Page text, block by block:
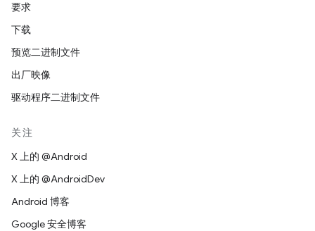
要求
下载
预览二进制文件
出厂映像
驱动程序二进制文件
关注
X 上的 @Android
X 上的 @AndroidDev
Android 博客
Google 安全博客